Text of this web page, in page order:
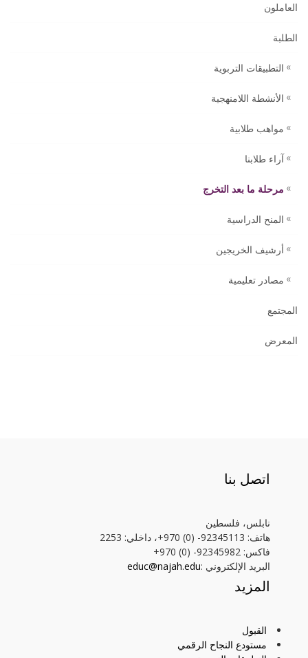
العاملون
الطلبة
التطبيقات التربوية
الأنشطة اللامنهجية
مواهب طلابية
آراء طلابنا
مرحلة ما بعد التخرج
المنح الدراسية
أرشيف الخريجين
مصادر تعليمية
المجتمع
المعرض
اتصل بنا
نابلس، فلسطين
هاتف: 92345113- (0) 970+، داخلي: 2253
فاكس: 92345982- (0) 970+
البريد الإلكتروني :educ@najah.edu
المزيد
القبول
مستودع النجاح الرقمي